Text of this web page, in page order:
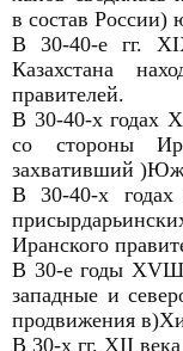
в состав России)
В 30-40-е гг.
Казахстана
правителей.
В 30-40-х годах
со стороны
захвативший
В 30-40-х
Иранского
В 30-е годы ХVШ
западные и
продвижения
В 30-х гг. XII